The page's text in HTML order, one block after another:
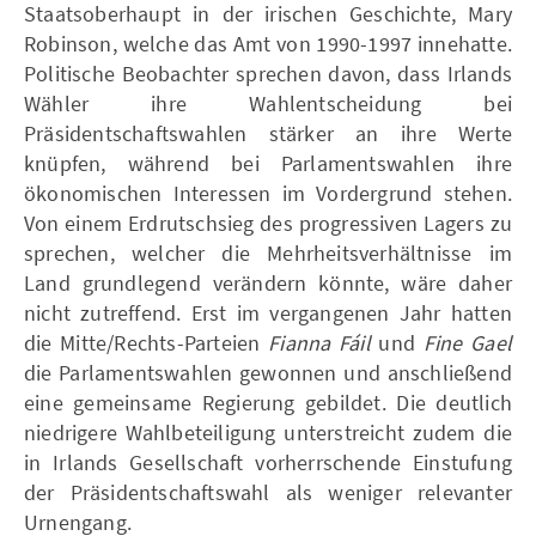
Staatsoberhaupt in der irischen Geschichte, Mary
Robinson, welche das Amt von 1990-1997 innehatte.
Politische Beobachter sprechen davon, dass Irlands
Wähler ihre Wahlentscheidung bei
Präsidentschaftswahlen stärker an ihre Werte
knüpfen, während bei Parlamentswahlen ihre
ökonomischen Interessen im Vordergrund stehen.
Von einem Erdrutschsieg des progressiven Lagers zu
sprechen, welcher die Mehrheitsverhältnisse im
Land grundlegend verändern könnte, wäre daher
nicht zutreffend. Erst im vergangenen Jahr hatten
die Mitte/Rechts-Parteien Fianna Fáilund Fine Gael
die Parlamentswahlen gewonnen und anschließend
eine gemeinsame Regierung gebildet. Die deutlich
niedrigere Wahlbeteiligung unterstreicht zudem die
in Irlands Gesellschaft vorherrschende Einstufung
der Präsidentschaftswahl als weniger relevanter
Urnengang.